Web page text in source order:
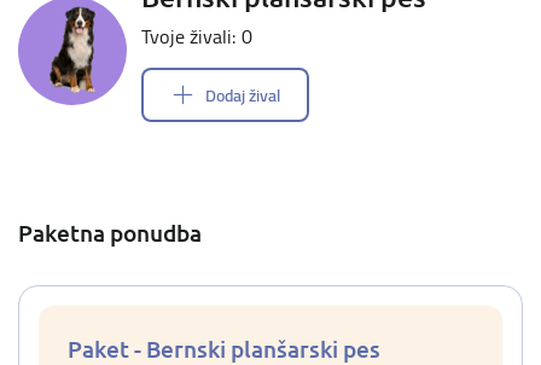
Tvoje živali: 0
Dodaj žival
Paketna ponudba
Paket - Bernski planšarski pes